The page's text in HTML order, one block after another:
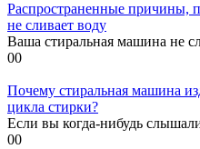
Распространенные причины,
не сливает воду
Ваша стиральная машина не
00
Почему стиральная машина
цикла стирки?
Если вы когда-нибудь
00